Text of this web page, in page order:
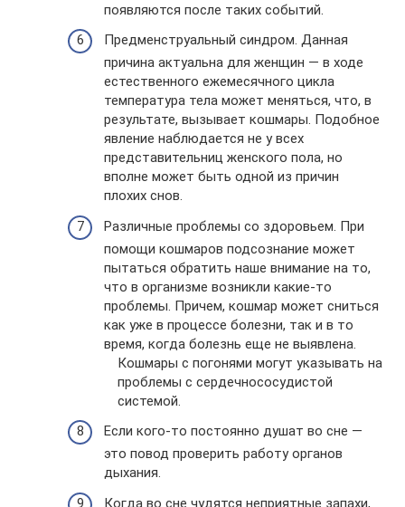
появляются после таких событий.
Предменструальный синдром. Данная
причина актуальна для женщин — в ходе
естественного ежемесячного цикла
температура тела может меняться, что, в
результате, вызывает кошмары. Подобное
явление наблюдается не у всех
представительниц женского пола, но
вполне может быть одной из причин
плохих снов.
Различные проблемы со здоровьем. При
помощи кошмаров подсознание может
пытаться обратить наше внимание на то,
что в организме возникли какие-то
проблемы. Причем, кошмар может сниться
как уже в процессе болезни, так и в то
время, когда болезнь еще не выявлена.
Кошмары с погонями могут указывать на
проблемы с сердечнососудистой
системой.
Если кого-то постоянно душат во сне —
это повод проверить работу органов
дыхания.
Когда во сне чудятся неприятные запахи,